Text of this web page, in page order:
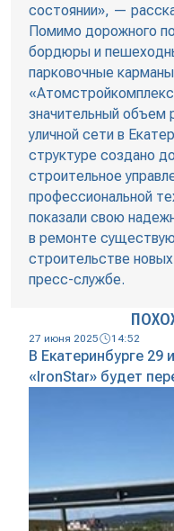
состоянии», —
Помимо дорожного
бордюры и
парковочные
значительный объем
уличной сети в
структуре создано
строительное
профессиональной
показали свою
в ремонте
строительстве
пресс-службе.
27 июня 2025 14:52
В Екатеринбурге 29
«IronStar» будет